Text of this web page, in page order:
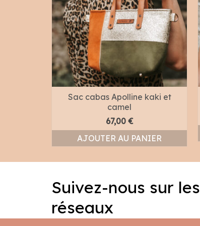
Sac cabas Apolline kaki et
camel
67,00 €
AJOUTER AU PANIER
Suivez-nous sur les
réseaux